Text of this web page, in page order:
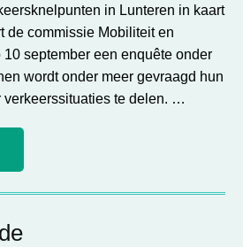
in Lunteren in kaart
de commissie Mobiliteit en
september een enquête onder
wordt onder meer gevraagd hun
verkeerssituaties te delen. …